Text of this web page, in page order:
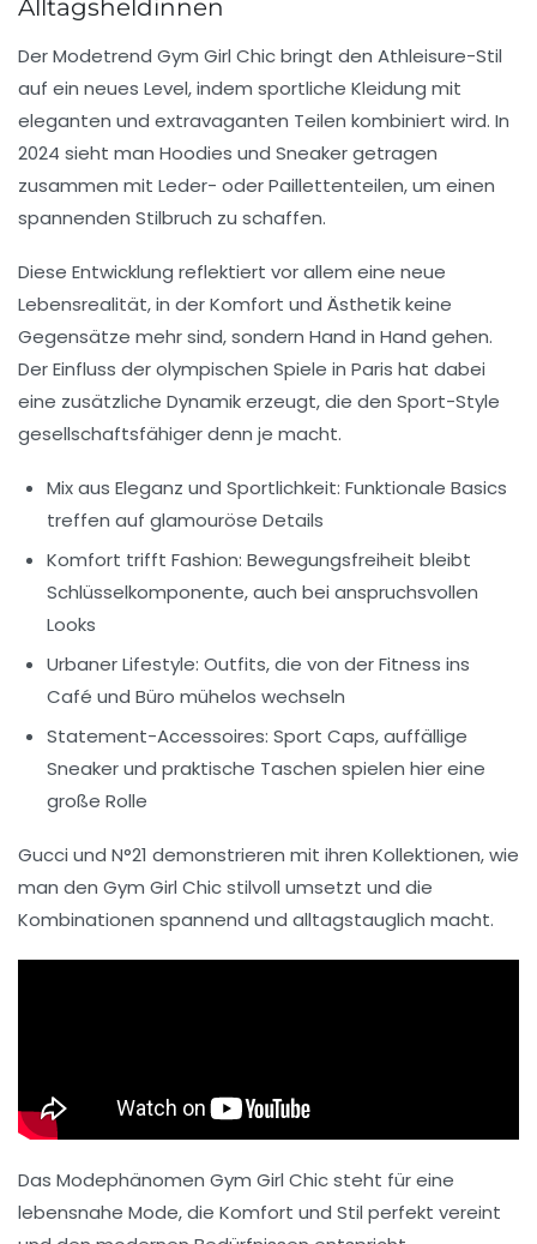
Alltagsheldinnen
Der Modetrend Gym Girl Chicbringt den Athleisure-Stil
auf ein neues Level, indem sportliche Kleidung mit
eleganten und extravaganten Teilen kombiniert wird. In
2024 sieht man Hoodies und Sneaker getragen
zusammen mit Leder- oder Paillettenteilen, um einen
spannenden Stilbruch zu schaffen.
Diese Entwicklung reflektiert vor allem eine neue
Lebensrealität, in der Komfort und Ästhetik keine
Gegensätze mehr sind, sondern Hand in Hand gehen.
Der Einfluss der olympischen Spiele in Paris hat dabei
eine zusätzliche Dynamik erzeugt, die den Sport-Style
gesellschaftsfähiger denn je macht.
Mix aus Eleganz und Sportlichkeit: Funktionale Basics
treffen auf glamouröse Details
Komfort trifft Fashion: Bewegungsfreiheit bleibt
Schlüsselkomponente, auch bei anspruchsvollen
Looks
Urbaner Lifestyle: Outfits, die von der Fitness ins
Café und Büro mühelos wechseln
Statement-Accessoires: Sport Caps, auffällige
Sneaker und praktische Taschen spielen hier eine
große Rolle
Gucci und N°21 demonstrieren mit ihren Kollektionen, wie
man den Gym Girl Chic stilvoll umsetzt und die
Kombinationen spannend und alltagstauglich macht.
Das Modephänomen Gym Girl Chic steht für eine
lebensnahe Mode, die Komfort und Stil perfekt vereint